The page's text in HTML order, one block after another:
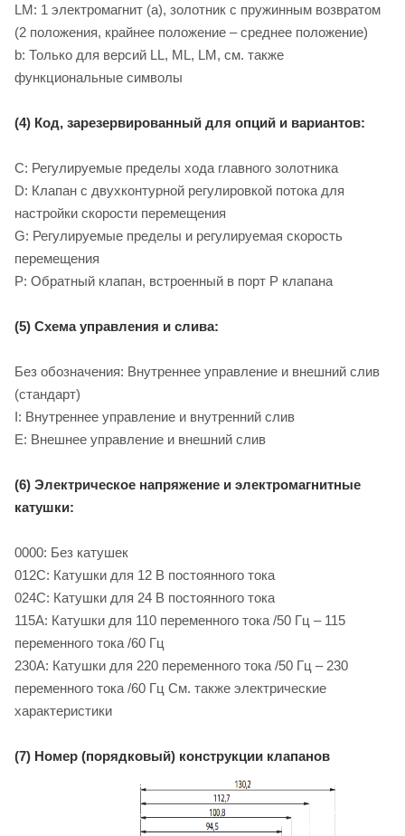
LM: 1 электромагнит (a), золотник с пружинным возвратом
(2 положения, крайнее положение – среднее положение)
b: Только для версий LL, ML, LM, см. также
функциональные символы
(4) Код, зарезервированный для опций и вариантов:
C: Регулируемые пределы хода главного золотника
D: Клапан с двухконтурной регулировкой потока для
настройки скорости перемещения
G: Регулируемые пределы и регулируемая скорость
перемещения
P: Обратный клапан, встроенный в порт P клапана
(5) Схема управления и слива:
Без обозначения: Внутреннее управление и внешний слив
(стандарт)
I: Внутреннее управление и внутренний слив
E: Внешнее управление и внешний слив
(6) Электрическое напряжение и электромагнитные
катушки:
0000: Без катушек
012C: Катушки для 12 B постоянного тока
024C: Катушки для 24 B постоянного тока
115A: Катушки для 110 переменного тока /50 Гц – 115
переменного тока /60 Гц
230A: Катушки для 220 переменного тока /50 Гц – 230
переменного тока /60 Гц См. также электрические
характеристики
(7) Номер (порядковый) конструкции клапанов